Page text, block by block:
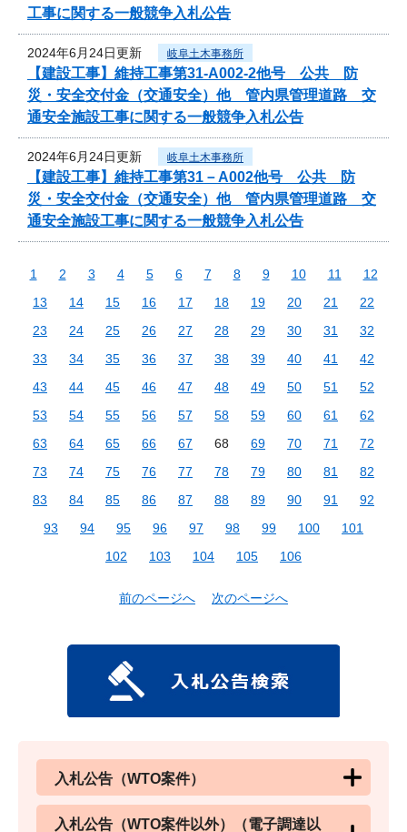
工事に関する一般競争入札公告
2024年6月24日更新 岐阜土木事務所
【建設工事】維持工事第31-A002-2他号 公共 防
災・安全交付金（交通安全）他 管内県管理道路 交
通安全施設工事に関する一般競争入札公告
2024年6月24日更新 岐阜土木事務所
【建設工事】維持工事第31－A002他号 公共 防
災・安全交付金（交通安全）他 管内県管理道路 交
通安全施設工事に関する一般競争入札公告
1 2 3 4 5 6 7 8 9 10 11
12
13
14 15 16 17 18 19 20 21
22
23
24 25 26 27 28 29 30 31
32
33
34 35 36 37 38 39 40 41
42
43
44 45 46 47 48 49 50 51
52
53
54 55 56 57 58 59 60 61
62
63
64 65 66 67 68 69 70 71
72
73
74 75 76 77 78 79 80 81
82
83
84 85 86 87 88 89 90 91
92
93
94 95 96 97 98 99 100
101
102
103 104 105 106
前のページへ 次のページへ
入札公告（WTO案件）
入札公告（WTO案件以外）（電子調達以